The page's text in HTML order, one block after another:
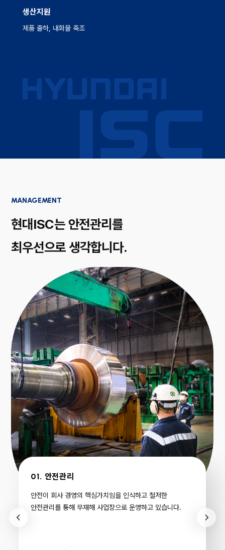
생산지원
제품 출하, 내화물 축조
MANAGEMENT
현대ISC는 안전관리를
최우선으로 생각합니다.
01. 안전관리
안전이 회사 경영의 핵심가치임을 인식하고 철저한
안전관리를 통해 무재해 사업장으로 운영하고 있습니다.